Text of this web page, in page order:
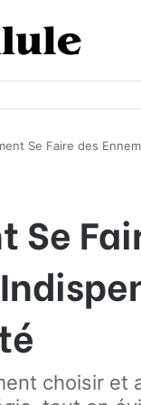
Se Faire des
Se
choisir et